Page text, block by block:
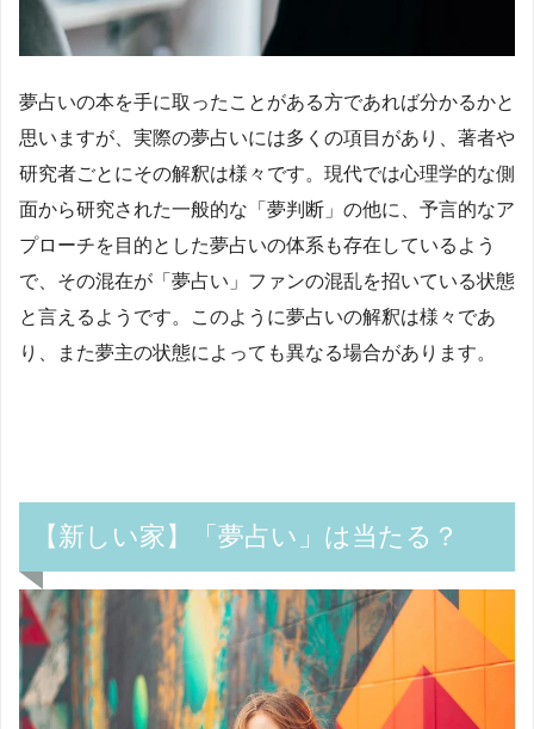
夢占いの本を手に取ったことがある方であれば分かるかと
思いますが、実際の夢占いには多くの項目があり、著者や
研究者ごとにその解釈は様々です。現代では心理学的な側
面から研究された一般的な「夢判断」の他に、予言的なア
プローチを目的とした夢占いの体系も存在しているよう
で、その混在が「夢占い」ファンの混乱を招いている状態
と言えるようです。このように夢占いの解釈は様々であ
り、また夢主の状態によっても異なる場合があります。
【新しい家】「夢占い」は当たる？